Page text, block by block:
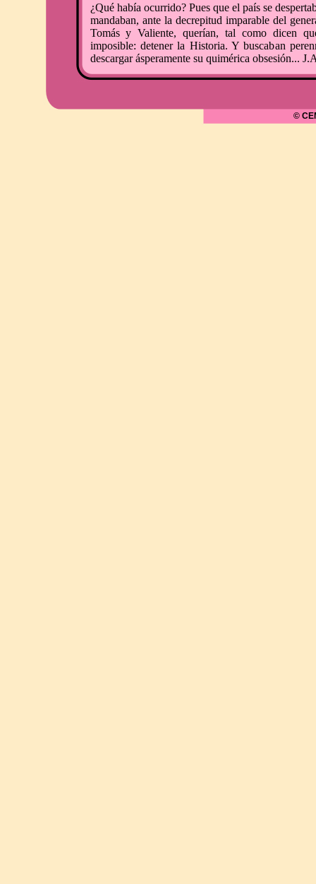
¿Qué había ocurrido? Pues que el país se
mandaban, ante la decrepitud imparable del
Tomás y Valiente, querían, tal como dicen
imposible: detener la Historia. Y buscaban
descargar ásperamente su quimérica obsesión...
©